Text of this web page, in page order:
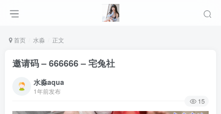
首页 水淼 正文
邀请码 – 666666 – 宅兔社
水淼aqua
1年前发布
15